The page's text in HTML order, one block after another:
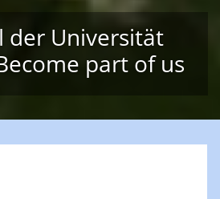
der Universität
part of us